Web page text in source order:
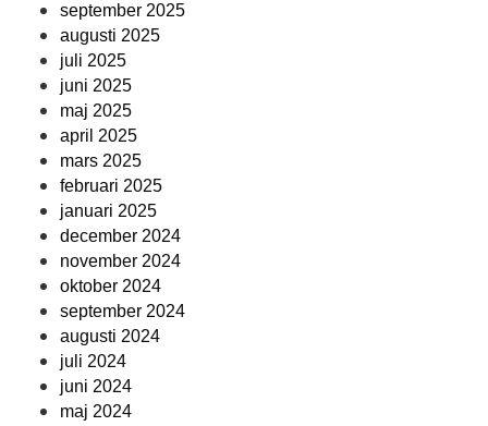
september 2025
augusti 2025
juli 2025
juni 2025
maj 2025
april 2025
mars 2025
februari 2025
januari 2025
december 2024
november 2024
oktober 2024
september 2024
augusti 2024
juli 2024
juni 2024
maj 2024